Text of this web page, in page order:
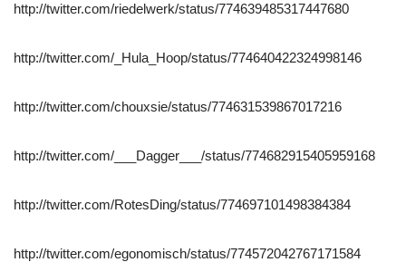
http://twitter.com/riedelwerk/status/774639485317447680
http://twitter.com/_Hula_Hoop/status/774640422324998146
http://twitter.com/chouxsie/status/774631539867017216
http://twitter.com/___Dagger___/status/774682915405959168
http://twitter.com/RotesDing/status/774697101498384384
http://twitter.com/egonomisch/status/774572042767171584